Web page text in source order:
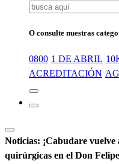
Buscar:
O consulte nuestras
0800 1 DE ABRIL
ACREDITACIÓN
Noticias: ¡Cabudare
quirúrgicas en el Don